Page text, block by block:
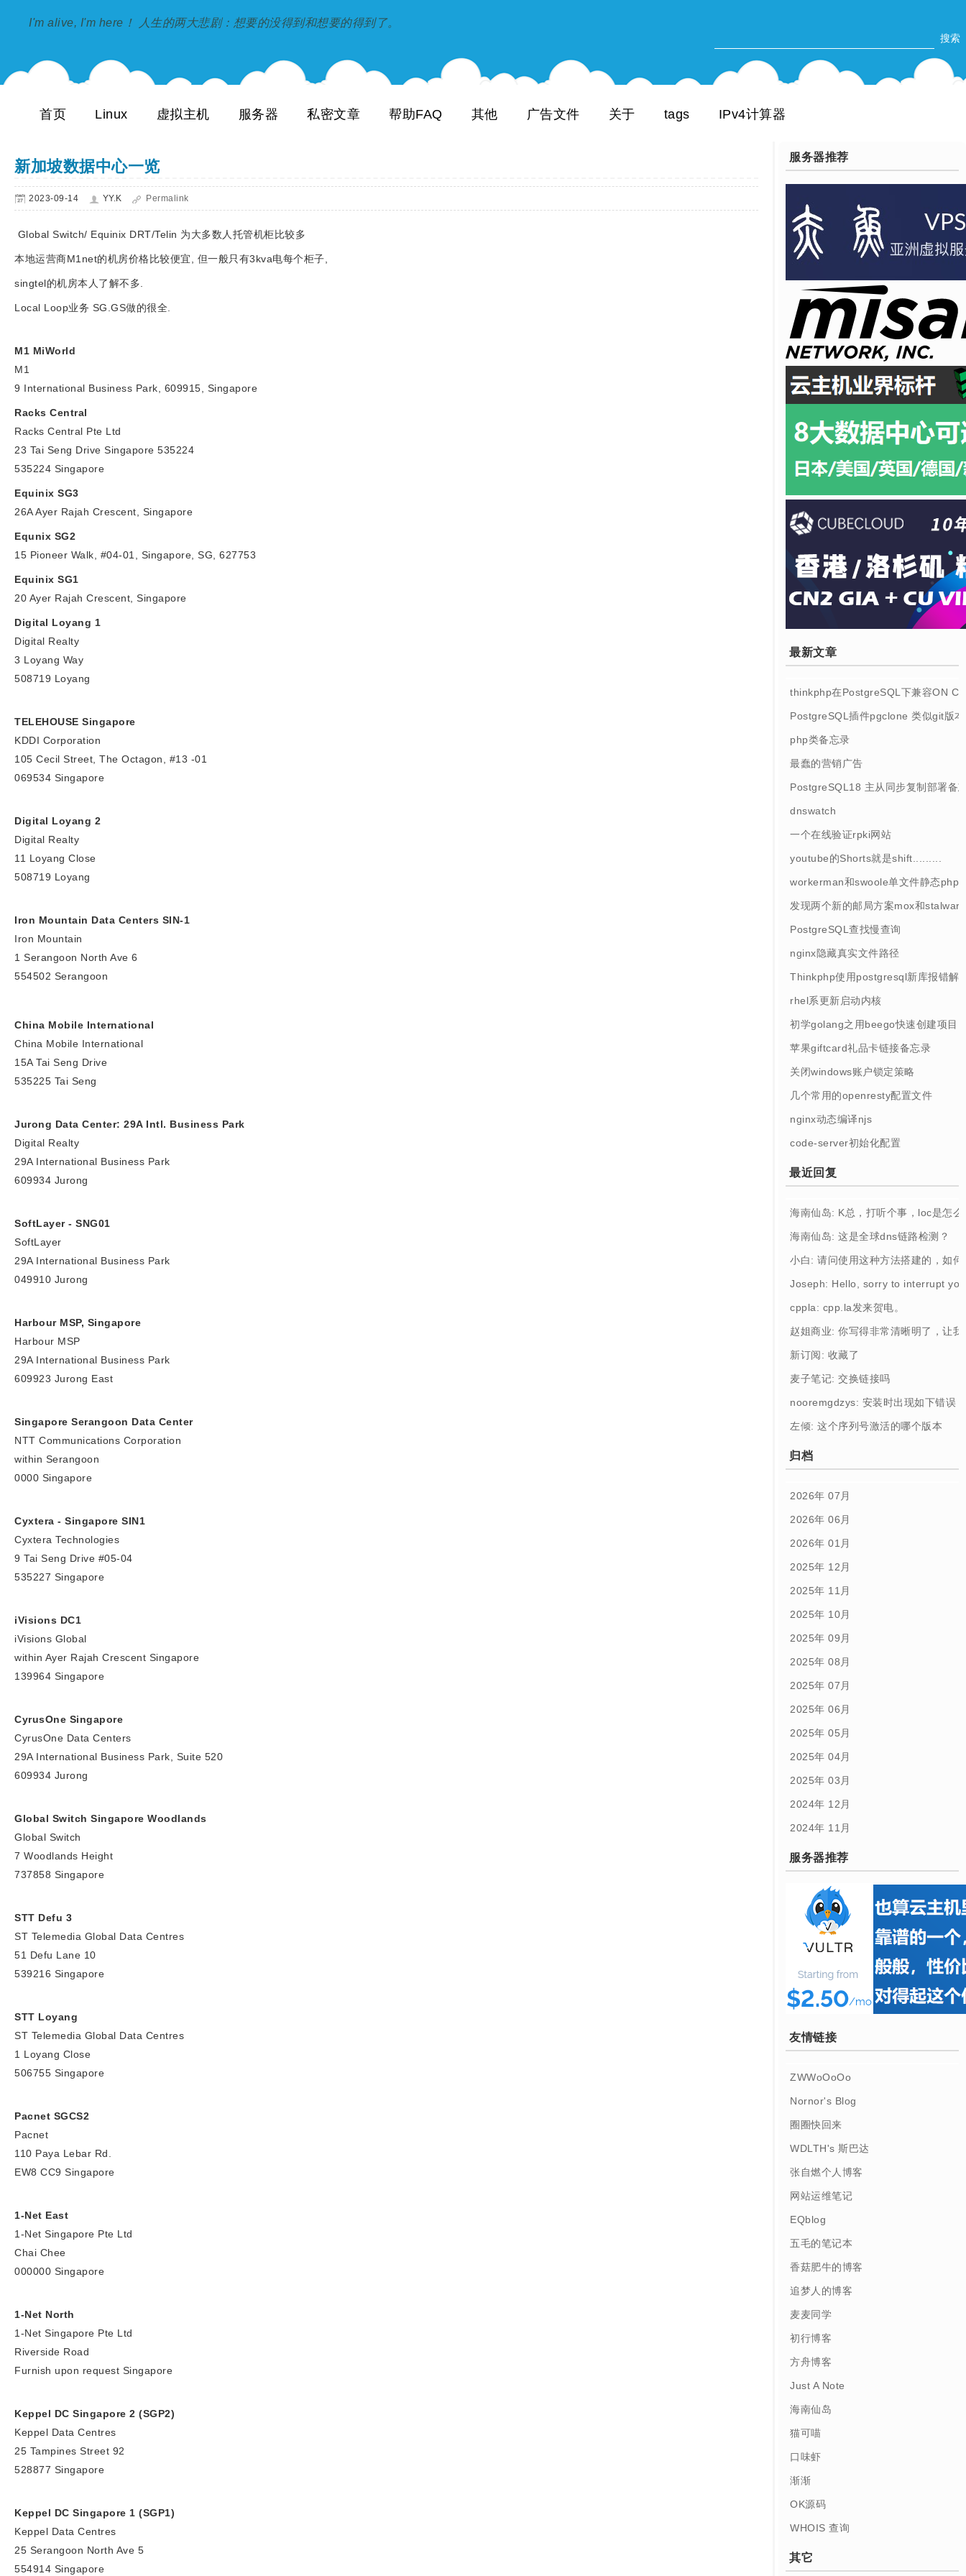
I'm alive, I'm here！ 人生的两大悲剧：想要的没得到和想要的得到了。
首页 Linux 虚拟主机 服务器 私密文章 帮助FAQ 其他 广告文件 关于 tags IPv4计算器
新加坡数据中心一览
2023-09-14 YY.K Permalink
Global Switch/ Equinix DRT/Telin 为大多数人托管机柜比较多
本地运营商M1net的机房价格比较便宜, 但一般只有3kva电每个柜子,
singtel的机房本人了解不多.
Local Loop业务 SG.GS做的很全.
M1 MiWorld
M1
9 International Business Park, 609915, Singapore
Racks Central
Racks Central Pte Ltd
23 Tai Seng Drive Singapore 535224
535224 Singapore
Equinix SG3
26A Ayer Rajah Crescent, Singapore
Equnix SG2
15 Pioneer Walk, #04-01, Singapore, SG, 627753
Equinix SG1
20 Ayer Rajah Crescent, Singapore
Digital Loyang 1
Digital Realty
3 Loyang Way
508719 Loyang
TELEHOUSE Singapore
KDDI Corporation
105 Cecil Street, The Octagon, #13 -01
069534 Singapore
Digital Loyang 2
Digital Realty
11 Loyang Close
508719 Loyang
Iron Mountain Data Centers SIN-1
Iron Mountain
1 Serangoon North Ave 6
554502 Serangoon
China Mobile International
China Mobile International
15A Tai Seng Drive
535225 Tai Seng
Jurong Data Center: 29A Intl. Business Park
Digital Realty
29A International Business Park
609934 Jurong
SoftLayer - SNG01
SoftLayer
29A International Business Park
049910 Jurong
Harbour MSP, Singapore
Harbour MSP
29A International Business Park
609923 Jurong East
Singapore Serangoon Data Center
NTT Communications Corporation
within Serangoon
0000 Singapore
Cyxtera - Singapore SIN1
Cyxtera Technologies
9 Tai Seng Drive #05-04
535227 Singapore
iVisions DC1
iVisions Global
within Ayer Rajah Crescent Singapore
139964 Singapore
CyrusOne Singapore
CyrusOne Data Centers
29A International Business Park, Suite 520
609934 Jurong
Global Switch Singapore Woodlands
Global Switch
7 Woodlands Height
737858 Singapore
STT Defu 3
ST Telemedia Global Data Centres
51 Defu Lane 10
539216 Singapore
STT Loyang
ST Telemedia Global Data Centres
1 Loyang Close
506755 Singapore
Pacnet SGCS2
Pacnet
110 Paya Lebar Rd.
EW8 CC9 Singapore
1-Net East
1-Net Singapore Pte Ltd
Chai Chee
000000 Singapore
1-Net North
1-Net Singapore Pte Ltd
Riverside Road
Furnish upon request Singapore
Keppel DC Singapore 2 (SGP2)
Keppel Data Centres
25 Tampines Street 92
528877 Singapore
Keppel DC Singapore 1 (SGP1)
Keppel Data Centres
25 Serangoon North Ave 5
554914 Singapore
服务器推荐
最新文章
thinkphp在PostgreSQL下兼容ON
PostgreSQL插件pgclone 类似git版
php类备忘录
最蠢的营销广告
PostgreSQL18 主从同步复制部署备
dnswatch
一个在线验证rpki网站
youtube的Shorts就是shift.........
workerman和swoole单文件静态php
发现两个新的邮局方案mox和stalwart
PostgreSQL查找慢查询
nginx隐藏真实文件路径
Thinkphp使用postgresql新库报错解
rhel系更新启动内核
初学golang之用beego快速创建项目
苹果giftcard礼品卡链接备忘录
关闭windows账户锁定策略
几个常用的openresty配置文件
nginx动态编译njs
code-server初始化配置
最近回复
海南仙岛: K总，打听个事，loc是怎么
海南仙岛: 这是全球dns链路检测？
小白: 请问使用这种方法搭建的，如
Joseph: Hello, sorry to interrupt
cppla: cpp.la发来贺电。
赵姐商业: 你写得非常清晰明了，让
新订阅: 收藏了
麦子笔记: 交换链接吗
nooremgdzys: 安装时出现如下错误
左倾: 这个序列号激活的哪个版本
归档
2026年 07月
2026年 06月
2026年 01月
2025年 12月
2025年 11月
2025年 10月
2025年 09月
2025年 08月
2025年 07月
2025年 06月
2025年 05月
2025年 04月
2025年 03月
2024年 12月
2024年 11月
服务器推荐
友情链接
ZWWoOoOo
Nornor's Blog
圈圈快回来
WDLTH's 斯巴达
张自燃个人博客
网站运维笔记
EQblog
五毛的笔记本
香菇肥牛的博客
追梦人的博客
麦麦同学
初行博客
方舟博客
Just A Note
海南仙岛
猫可喵
口味虾
渐渐
OK源码
WHOIS 查询
其它